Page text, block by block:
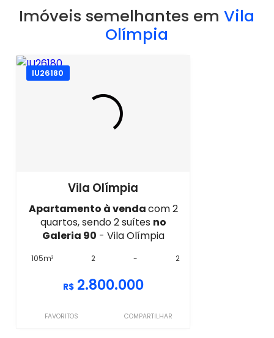
Imóveis semelhantes emVila
Olímpia
IU26180
Vila Olímpia
Apartamento à vendacom 2
quartos, sendo 2 suítes no
Galeria 90 - Vila Olímpia
105m² 2 - 2
R$ 2.800.000
FAVORITOS COMPARTILHAR